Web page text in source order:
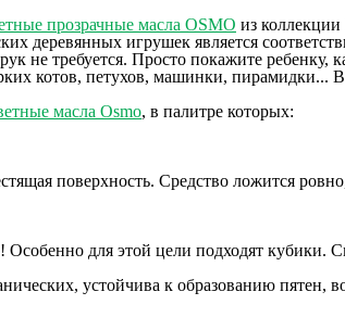
прозрачные масла OSMO из
деревянных игрушек является
не требуется. Просто покажите ребенку,
котов, петухов, машинки,
масла Osmo, в палитре которых:
поверхность. Средство ложится
для этой цели подходят
устойчива к образованию пятен,